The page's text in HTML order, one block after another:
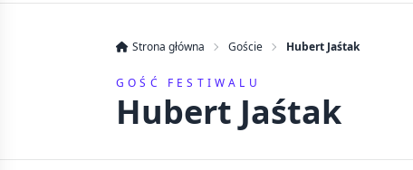
Strona główna Goście Hubert Jaśtak
GOŚĆ FESTIWALU
Hubert Jaśtak